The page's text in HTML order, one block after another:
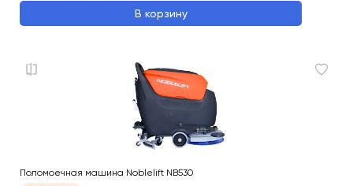
В корзину
Поломоечная машина Noblelift NB530